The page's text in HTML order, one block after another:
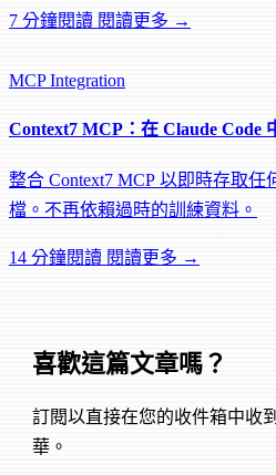
7 分鐘閱讀 閱讀更多 →
MCPIntegration
Context7 MCP：在 Claude Code
整合 Context7 MCP 以即時存取
檔。不再依賴過時的訓練資料。
14 分鐘閱讀 閱讀更多 →
喜歡這篇文章嗎？
訂閱以直接在您的收件箱中收
華。